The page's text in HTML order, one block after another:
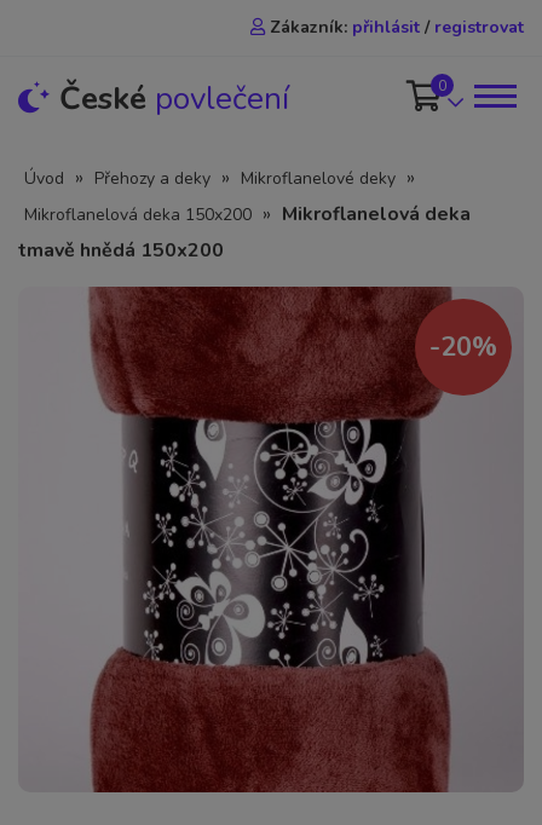
Zákazník: přihlásit / registrovat
České povlečení 0
Úvod » Přehozy a deky » Mikroflanelové deky »
Mikroflanelová deka 150x200 » Mikroflanelová deka
tmavě hnědá 150x200
-20%